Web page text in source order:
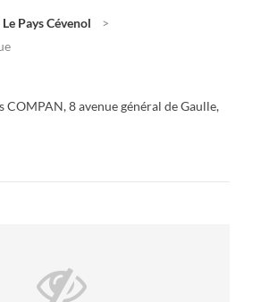
Pays Cévenol
8 avenue général de Gaulle,